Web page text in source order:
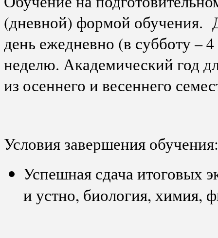
(дневной) формой обучения.
день ежедневно (в субботу –
неделю. Академический год
из осеннего и весеннего
Условия завершения обучения:
Успешная сдача итоговых
и устно, биология, химия,